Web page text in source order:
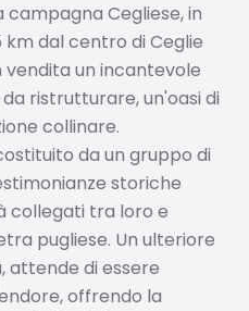
Cegliese, in
km dal centro di Ceglie
vendita un incantevole
ristrutturare, un'oasi di
collinare.
da un gruppo di
storiche
collegati tra loro e
pugliese. Un ulteriore
attende di essere
offrendo la